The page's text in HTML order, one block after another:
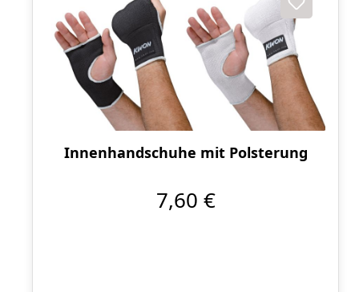
Innenhandschuhe mit Polsterung
7,60 €